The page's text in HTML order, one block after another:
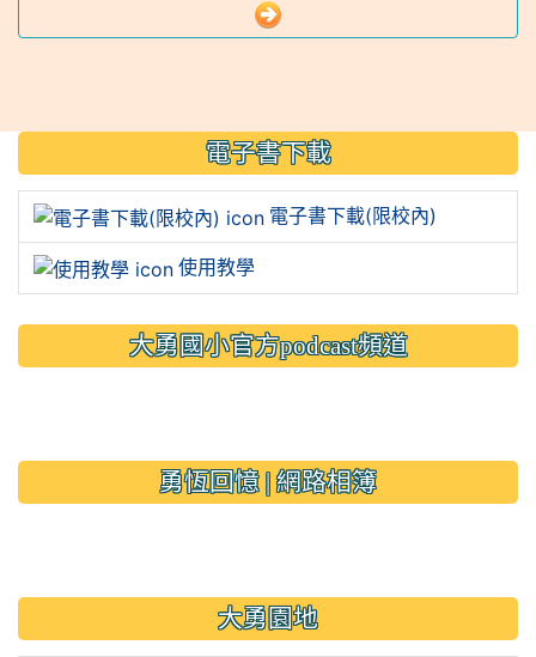
::: 電子書下載
電子書下載(限校內)
使用教學
大勇國小官方podcast頻道
勇恆回憶 | 網路相簿
大勇園地